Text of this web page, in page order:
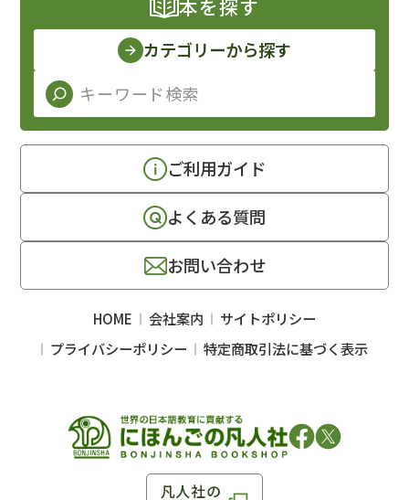
凡人社の
本を探す
カテゴリーから探す
ご利用ガイド
よくある質問
お問い合わせ
HOME 会社案内
サイトポリシー
プライバシーポリシー
特定商取引法に基づく表示